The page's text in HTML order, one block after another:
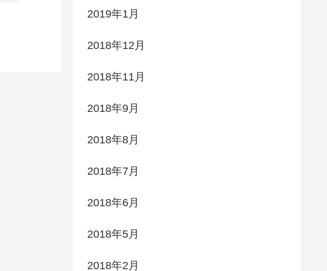
2019年1月
2018年12月
2018年11月
2018年9月
2018年8月
2018年7月
2018年6月
2018年5月
2018年2月